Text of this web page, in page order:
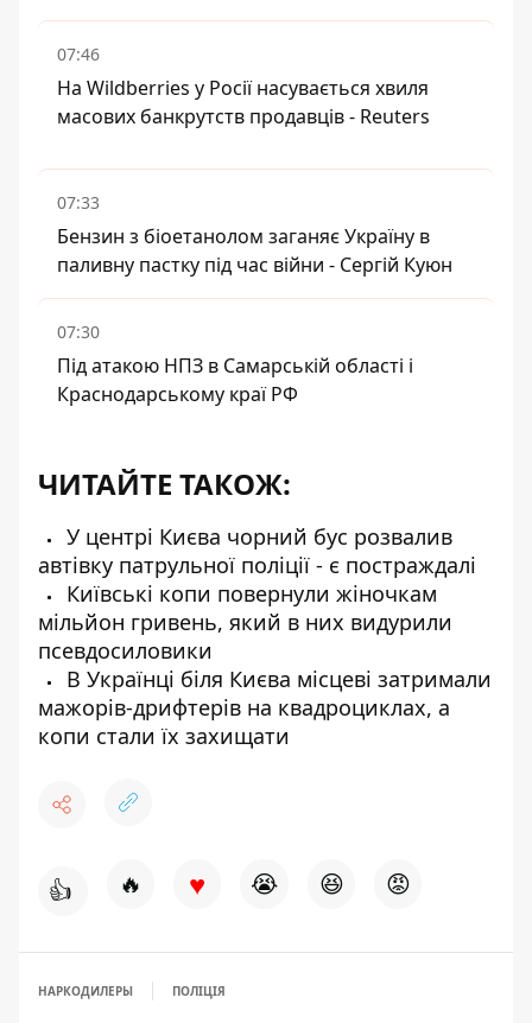
07:46
На Wildberries у Росії насувається хвиля
масових банкрутств продавців - Reuters
07:33
Бензин з біоетанолом заганяє Україну в
паливну пастку під час війни - Сергій Куюн
07:30
Під атакою НПЗ в Самарській області і
Краснодарському краї РФ
ЧИТАЙТЕ ТАКОЖ:
У центрі Києва чорний бус розвалив
автівку патрульної поліції - є постраждалі
Київські копи повернули жіночкам
мільйон гривень, який в них видурили
псевдосиловики
В Українці біля Києва місцеві затримали
мажорів-дрифтерів на квадроциклах, а
копи стали їх захищати
👍 🔥 ♥ 😭 😆 😡
НАРКОДИЛЕРЫ ПОЛІЦІЯ